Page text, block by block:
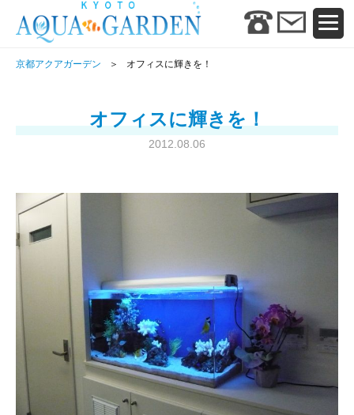
京都アクアガーデン オフィスに輝きを！
オフィスに輝きを！
2012.08.06